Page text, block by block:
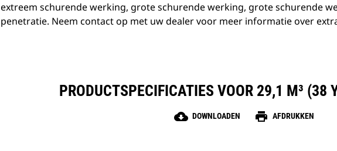
extreem schurende werking, grote schurende werking, grote schurende
penetratie. Neem contact op met uw dealer voor meer informatie over
PRODUCTSPECIFICATIES VOOR 29,1 M³ (38
cloud_download DOWNLOADEN print AFDRUKKEN